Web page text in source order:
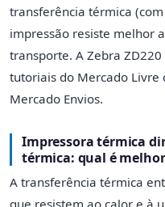
transferência térmica
impressão resiste melhor
transporte. A Zebra
tutoriais do Mercado Livre
Mercado Envios.
Impressora térmica
térmica: qual é
A transferência térmica
que resistem ao calor e à